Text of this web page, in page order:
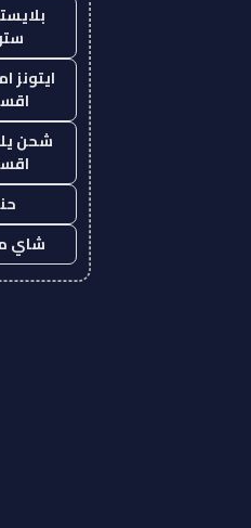
ايتونز
شحن
شاي